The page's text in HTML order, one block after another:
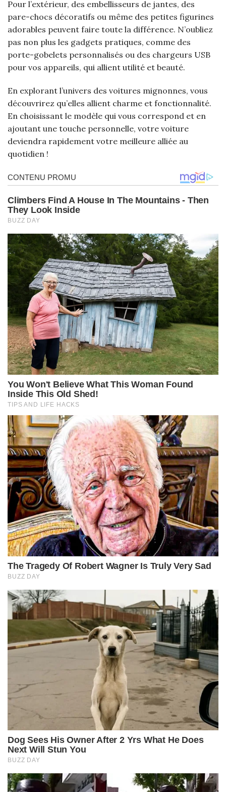
Pour l’extérieur, des embellisseurs de jantes, des
pare-chocs décoratifs ou même des petites figurines
adorables peuvent faire toute la différence. N’oubliez
pas non plus les gadgets pratiques, comme des
porte-gobelets personnalisés ou des chargeurs USB
pour vos appareils, qui allient utilité et beauté.
En explorant l’univers des voitures mignonnes, vous
découvrirez qu’elles allient charme et fonctionnalité.
En choisissant le modèle qui vous correspond et en
ajoutant une touche personnelle, votre voiture
deviendra rapidement votre meilleure alliée au
quotidien !